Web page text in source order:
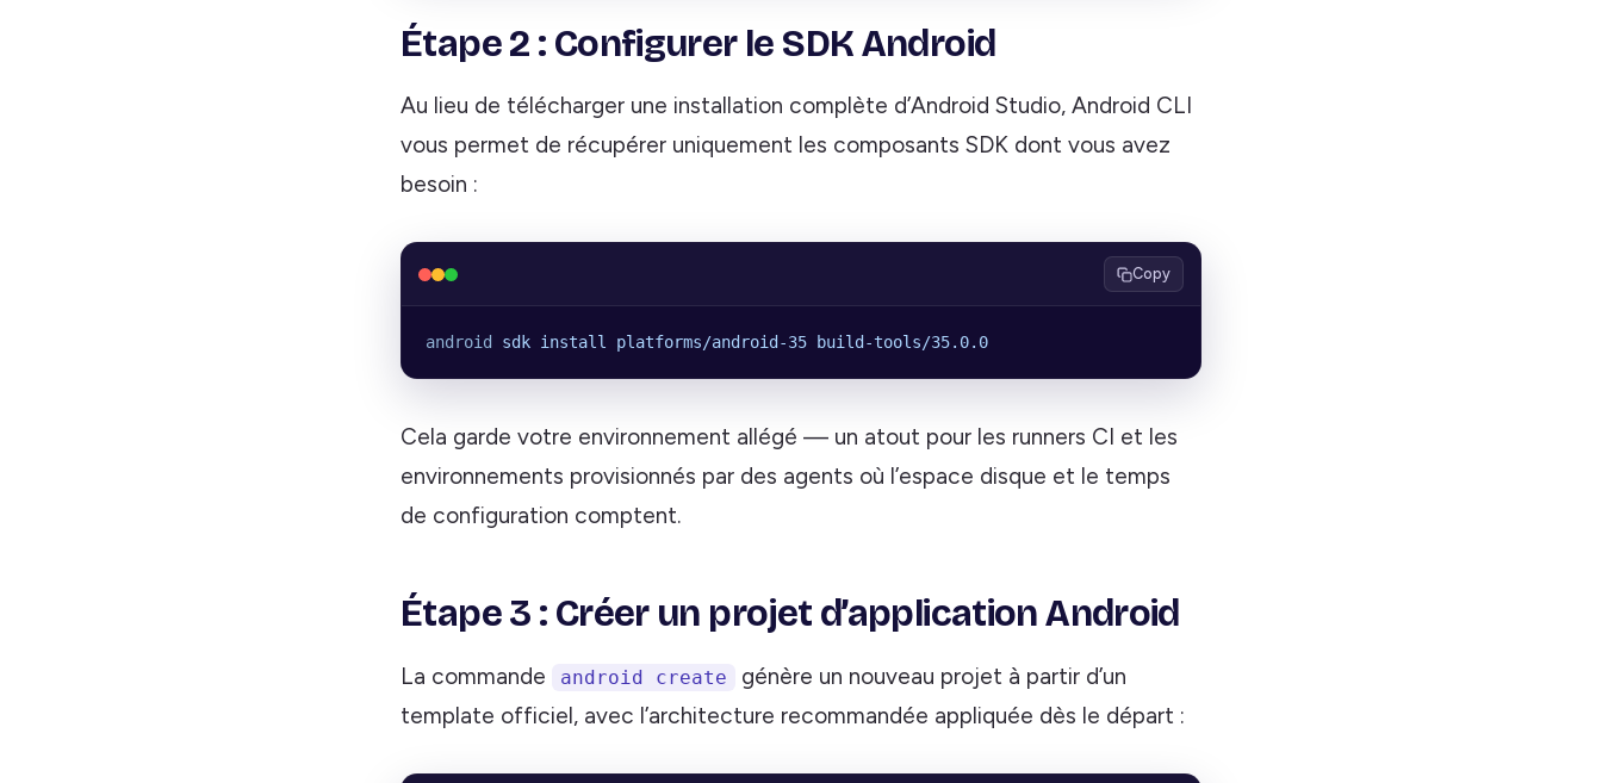
Étape 2 : Configurer le SDK Android
Au lieu de télécharger une installation complète d’Android Studio, Android CLI
vous permet de récupérer uniquement les composants SDK dont vous avez
besoin :
Copy
android sdk install platforms/android-35 build-tools/35.0.0
Cela garde votre environnement allégé — un atout pour les runners CI et les
environnements provisionnés par des agents où l’espace disque et le temps
de configuration comptent.
Étape 3 : Créer un projet d’application Android
La commande android create
génère un nouveau projet à partir d’un
template officiel, avec l’architecture recommandée appliquée dès le départ :